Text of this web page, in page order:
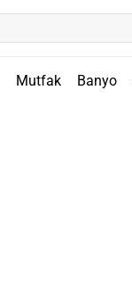
Mutfak Banyo